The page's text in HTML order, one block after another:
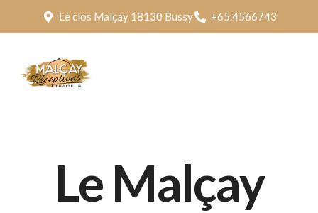
Le clos Malçay 18130 Bussy +65.4566743
Le Malçay